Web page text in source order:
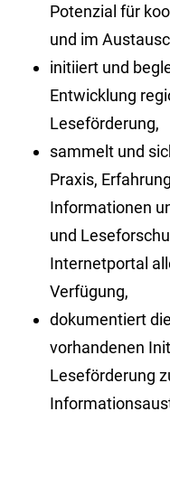
Potenzial für
und im
initiiert und
Entwicklung
Leseförderung,
sammelt und
Praxis,
Informationen
und
Internetportal
Verfügung,
dokumentiert
vorhandenen
Leseförderung